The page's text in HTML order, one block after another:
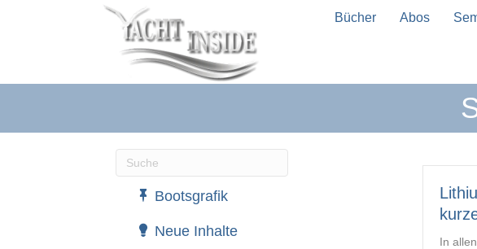
Bücher Abos
Wenn die Ergebnisse der automatischen
Bootsgrafik
Neue Inhalte
In
Basic,